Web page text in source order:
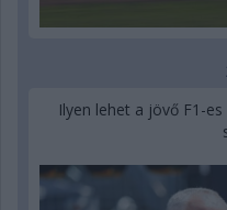
Ilyen lehet a jövő F1-